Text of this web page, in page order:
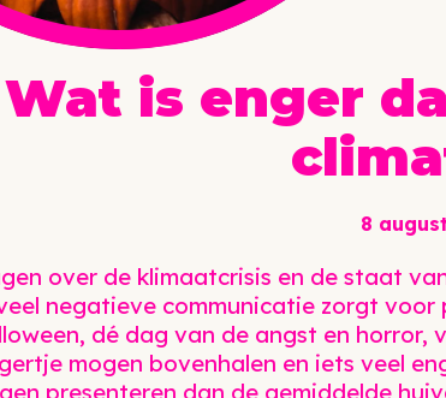
Wat is enger
8
over de klimaatcrisis en de staat
negatieve communicatie zorgt
dé dag van de angst en horror,
mogen bovenhalen en iets veel
presenteren dan de gemiddelde